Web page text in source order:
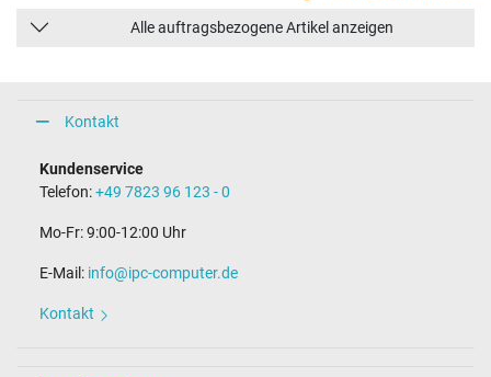
Alle auftragsbezogene Artikel anzeigen
Kontakt
Kundenservice
Telefon:+49 7823 96 123 - 0
Mo-Fr: 9:00-12:00 Uhr
E-Mail: info@ipc-computer.de
Kontakt